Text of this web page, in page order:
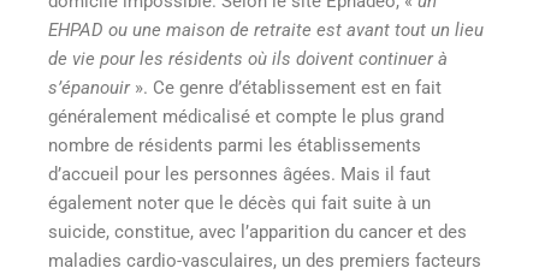
EHPAD ou une maison de retraite est avant tout un lieu
de vie pour les résidents où ils doivent continuer à
s’épanouir». Ce genre d’établissement est en fait
généralement médicalisé et compte le plus grand
nombre de résidents parmi les établissements
d’accueil pour les personnes âgées. Mais il faut
également noter que le décès qui fait suite à un
suicide, constitue, avec l’apparition du cancer et des
maladies cardio-vasculaires, un des premiers facteurs